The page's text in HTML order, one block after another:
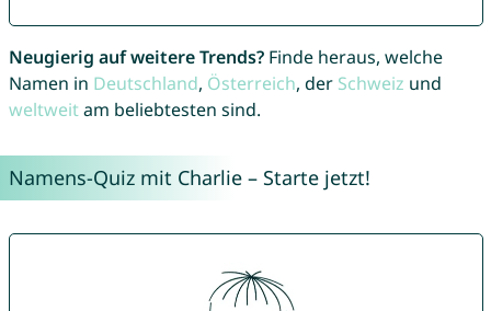
Neugierig auf weitere Trends?Finde heraus, welche
Namen in Deutschland, Österreich, der Schweiz und
weltweitam beliebtesten sind.
Namens-Quiz mit Charlie – Starte jetzt!